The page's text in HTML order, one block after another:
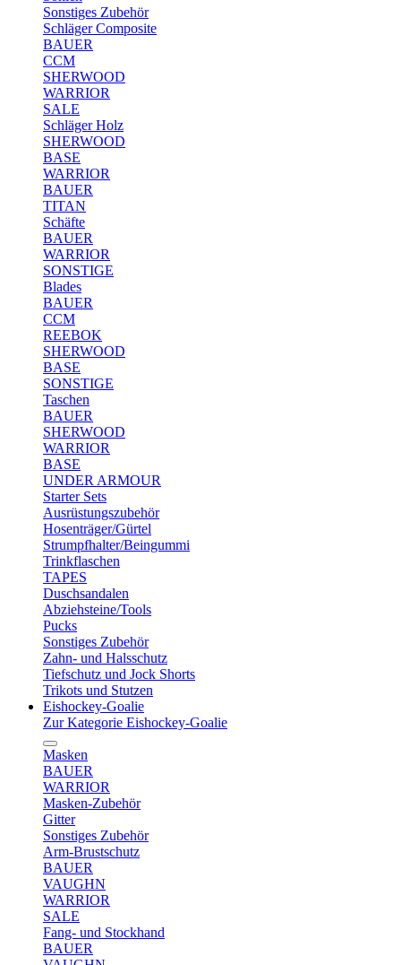
Sonstiges Zubehör
Schläger Composite
BAUER
CCM
SHERWOOD
WARRIOR
SALE
Schläger Holz
SHERWOOD
BASE
WARRIOR
BAUER
TITAN
Schäfte
BAUER
WARRIOR
SONSTIGE
Blades
BAUER
CCM
REEBOK
SHERWOOD
BASE
SONSTIGE
Taschen
BAUER
SHERWOOD
WARRIOR
BASE
UNDER ARMOUR
Starter Sets
Ausrüstungszubehör
Hosenträger/Gürtel
Strumpfhalter/Beingummi
Trinkflaschen
TAPES
Duschsandalen
Abziehsteine/Tools
Pucks
Sonstiges Zubehör
Zahn- und Halsschutz
Tiefschutz und Jock Shorts
Trikots und Stutzen
Eishockey-Goalie
Zur Kategorie Eishockey-Goalie
Masken
BAUER
WARRIOR
Masken-Zubehör
Gitter
Sonstiges Zubehör
Arm-Brustschutz
BAUER
VAUGHN
WARRIOR
SALE
Fang- und Stockhand
BAUER